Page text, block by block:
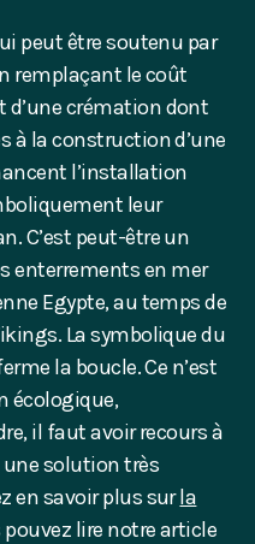
peut être soutenu par
remplaçant le coût
d’une crémation dont
à la construction d’une
l’installation
leur
C’est peut-être un
enterrements en mer
Egypte, au temps de
La symbolique du
la boucle. Ce n’est
écologique,
il faut avoir recours à
une solution très
en savoir plus surla
pouvez lire notre article